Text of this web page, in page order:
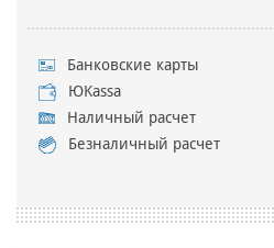
Банковские карты
ЮKassa
Наличный расчет
Безналичный расчет